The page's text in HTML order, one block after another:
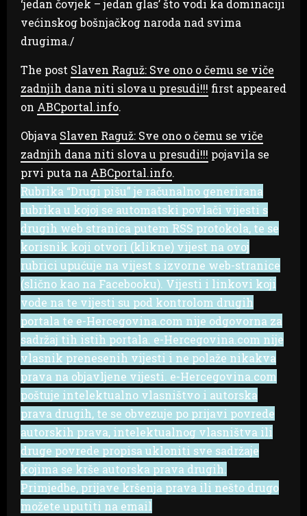
‘jedan čovjek – jedan glas’ što vodi ka dominaciji
većinskog bošnjačkog naroda nad svima
drugima./
The post Slaven Raguž: Sve ono o čemu se viče
zadnjih dana niti slova u presudi!!! first appeared
on ABCportal.info.
Objava Slaven Raguž: Sve ono o čemu se viče
zadnjih dana niti slova u presudi!!! pojavila se
prvi puta na ABCportal.info.
Rubrika “Drugi pišu” je računalno generirana
rubrika u kojoj se automatski povlači vijesti s
drugih web stranica putem RSS protokola, te se
korisnik koji otvori (klikne) vijest na ovoj
rubrici upućuje na vijest s izvorne web-stranice
(slično kao na Facebooku). Vijesti i linkovi koji
vode na te vijesti su pod kontrolom drugih
portala te e-Hercegovina.com nije odgovorna za
sadržaj tih istih portala. e-Hercegovina.com nije
vlasnik prenesenih vijesti i ne polaže nikakva
prava na objavljene vijesti. e-Hercegovina.com
poštuje intelektualno vlasništvo i autorska
prava drugih, te se obvezuje po prijavi povrede
autorskih prava, intelektualnog vlasništva ili
druge povrede propisa ukloniti sve sadržaje
kojima se krše autorska prava drugih.
Primjedbe, prijave kršenja prava ili nešto drugo
možete uputiti na email